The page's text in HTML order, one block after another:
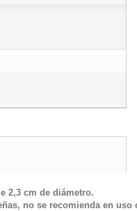
2,3 cm de diámetro.
no se recomienda en